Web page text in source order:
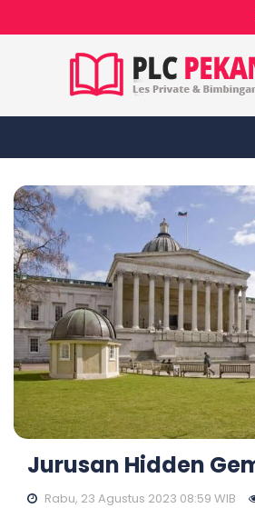
Jurusan Hidden
Rabu, 23 Agustus 2023 08:59 WIB